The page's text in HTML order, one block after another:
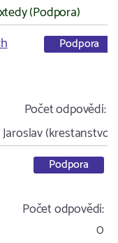
xtedy (Podpora)
Podpora
Počet odpovědí:2
Jaroslav (krestanstvo…
Podpora
Počet odpovědí:
0